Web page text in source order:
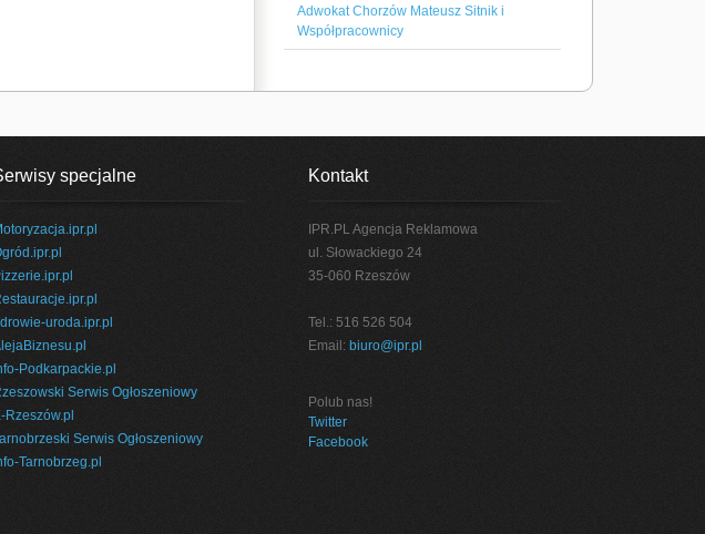
Adwokat Chorzów Mateusz Sitnik i
Współpracownicy
specjalne
uroda.ipr.pl
Podkarpackie.pl
Serwis Ogłoszeniowy
Rzeszów.pl
Serwis Ogłoszeniowy
Tarnobrzeg.pl
Kontakt
IPR.PL Agencja Reklamowa
ul. Słowackiego 24
35-060 Rzeszów
Tel.: 516 526 504
Email: biuro@ipr.pl
Polub nas!
Twitter
Facebook